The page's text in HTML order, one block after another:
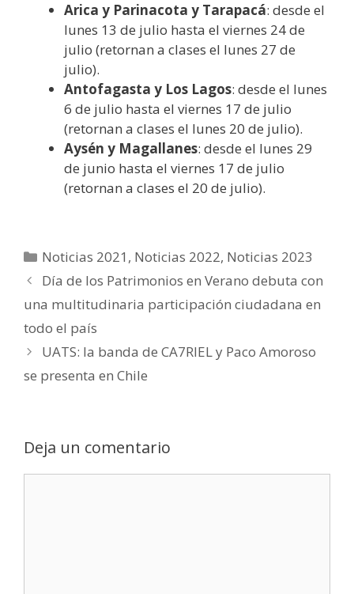
Arica y Parinacota y Tarapacá: desde el
lunes 13 de julio hasta el viernes 24 de
julio (retornan a clases el lunes 27 de
julio).
Antofagasta y Los Lagos: desde el lunes
6 de julio hasta el viernes 17 de julio
(retornan a clases el lunes 20 de julio).
Aysén y Magallanes: desde el lunes 29
de junio hasta el viernes 17 de julio
(retornan a clases el 20 de julio).
Noticias 2021 , Noticias 2022, Noticias 2023
Día de los Patrimonios en Verano debuta con
una multitudinaria participación ciudadana en
todo el país
UATS: la banda de CA7RIEL y Paco Amoroso
se presenta en Chile
Deja un comentario